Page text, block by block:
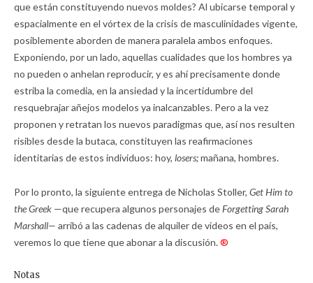
que están constituyendo nuevos moldes? Al ubicarse temporal y
espacialmente en el vórtex de la crisis de masculinidades vigente,
posiblemente aborden de manera paralela ambos enfoques.
Exponiendo, por un lado, aquellas cualidades que los hombres ya
no pueden o anhelan reproducir, y es ahí precisamente donde
estriba la comedia, en la ansiedad y la incertidumbre del
resquebrajar añejos modelos ya inalcanzables. Pero a la vez
proponen y retratan los nuevos paradigmas que, así nos resulten
risibles desde la butaca, constituyen las reafirmaciones
identitarias de estos individuos: hoy, losers;mañana, hombres.
Por lo pronto, la siguiente entrega de Nicholas Stoller, Get Him to
the Greek —que recupera algunos personajes deForgetting Sarah
Marshall— arribó a las cadenas de alquiler de videos en el país,
veremos lo que tiene que abonar a la discusión.®
Notas